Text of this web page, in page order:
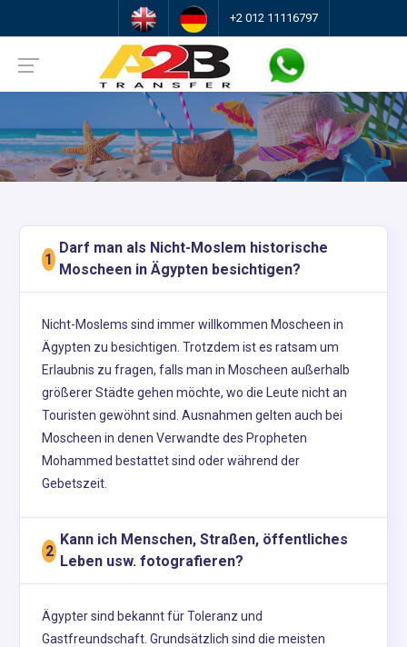
+2 012 11116797
1
Darf man als Nicht-Moslem historische
Moscheen in Ägypten besichtigen?
Nicht-Moslems sind immer willkommen Moscheen in
Ägypten zu besichtigen. Trotzdem ist es ratsam um
Erlaubnis zu fragen, falls man in Moscheen außerhalb
größerer Städte gehen möchte, wo die Leute nicht an
Touristen gewöhnt sind. Ausnahmen gelten auch bei
Moscheen in denen Verwandte des Propheten
Mohammed bestattet sind oder während der
Gebetszeit.
2
Kann ich Menschen, Straßen, öffentliches
Leben usw. fotografieren?
Ägypter sind bekannt für Toleranz und
Gastfreundschaft. Grundsätzlich sind die meisten